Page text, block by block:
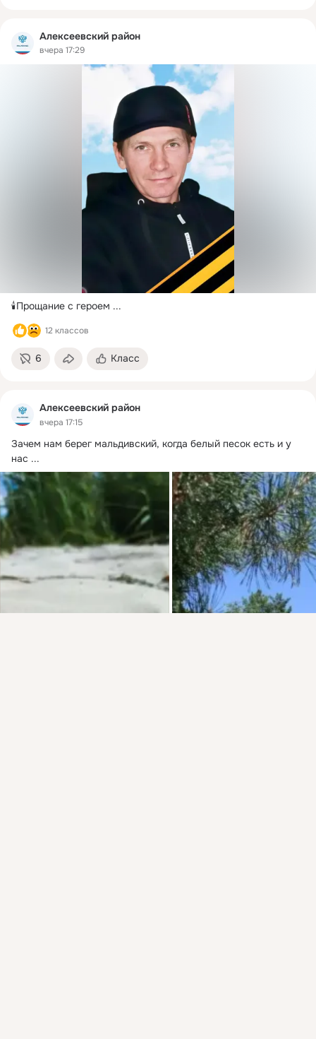
Алексеевский район
вчера 17:29
🕯Прощание с героем ...
12 классов
6 Класс
Алексеевский район
вчера 17:15
Зачем нам берег мальдивский, когда белый песок есть и у
нас ...